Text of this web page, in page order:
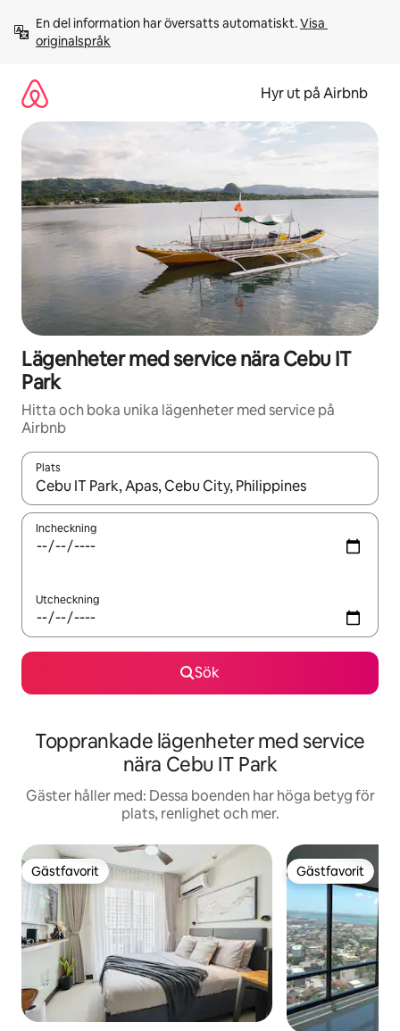
innehåll
En del information har översatts automatiskt. Visa
originalspråk
Hyr ut på Airbnb
Lägenheter med service nära Cebu IT
Park
Hitta och boka unika lägenheter med service på
Airbnb
Plats
När resultaten är tillgängliga kan du navigera med upp- och
Incheckning
Utcheckning
Sök
Topprankade lägenheter med service
nära Cebu IT Park
Gäster håller med: Dessa boenden har höga betyg för
plats, renlighet och mer.
Gästfavorit
Gästfavorit Gästfavorit
Gästfavorit